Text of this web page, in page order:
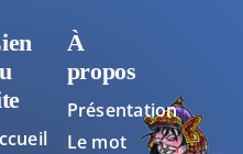
À
propos
Présentation
Le mot